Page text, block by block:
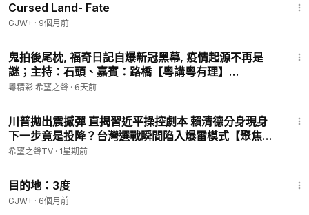
Cursed Land- Fate
GJW+ · 9個月前
鬼拍後尾枕, 福奇日記自爆新冠黑幕, 疫情起源不再是
謎；主持：石頭、嘉賓：路橋【粵講粵有理】
07/31/2026
粵精彩 希望之聲 · 6天前
川普拋出震撼彈 直揭習近平操控劇本 賴清德分身現身
下一步竟是投降？台灣選戰瞬間陷入爆雷模式【聚焦臺
灣】
希望之聲TV · 1星期前
目的地：3度
GJW+ · 6個月前